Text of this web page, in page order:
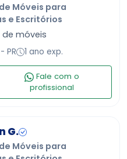
Móveis para
e Escritórios
móveis
PR 1 ano exp.
Fale com o
profissional
G.
Móveis para